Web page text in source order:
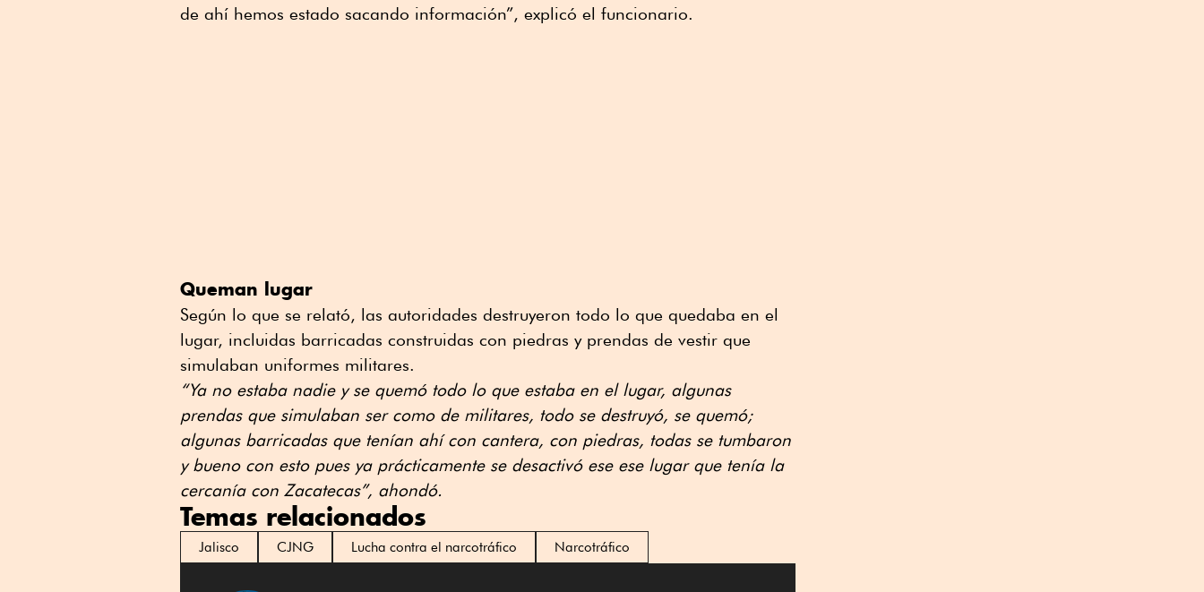
de ahí hemos estado sacando información”, explicó el funcionario.
Queman lugar
Según lo que se relató, las autoridades destruyeron todo lo que quedaba en el
lugar, incluidas barricadas construidas con piedras y prendas de vestir que
simulaban uniformes militares.
“Ya no estaba nadie y se quemó todo lo que estaba en el lugar, algunas
prendas que simulaban ser como de militares, todo se destruyó, se quemó;
algunas barricadas que tenían ahí con cantera, con piedras, todas se tumbaron
y bueno con esto pues ya prácticamente se desactivó ese ese lugar que tenía la
cercanía con Zacatecas”, ahondó.
Temas relacionados
Jalisco CJNG Lucha contra el narcotráfico Narcotráfico